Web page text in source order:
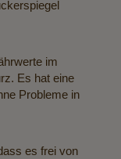
im
Es hat eine
Probleme in
es frei von